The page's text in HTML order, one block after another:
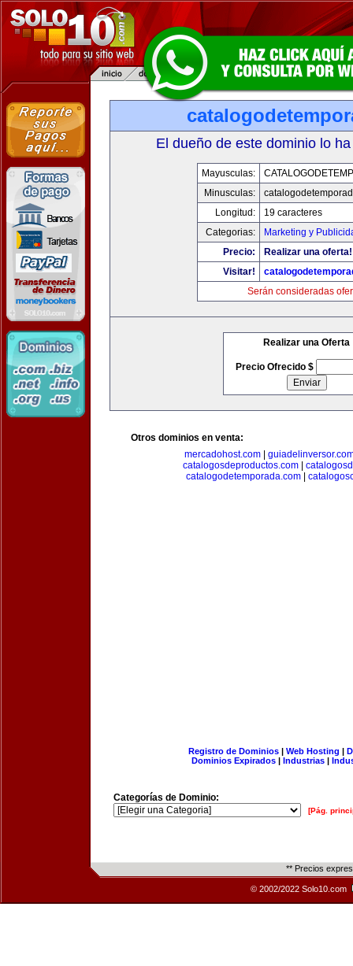
El dueño de este dominio lo
Mayusculas:
Minusculas:
Longitud:
19 caracteres
Categorias:
Marketing y
Precio:
Realizar una oferta!
Visitar!
Serán consideradas
Realizar una Oferta
Precio Ofrecido $
Otros dominios en venta:
mercadohost.com|
catalogosdeproductos.com
catalogodetemporada.com
Registro de Dominios| Web Hosting |
Dominios Expirados | Industrias |
Categorías de Dominio:
[Pág.
** Precios
© 2002/2022 Solo10.com